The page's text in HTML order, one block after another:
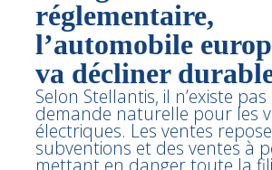
réglementaire,
l’automobile
va décliner
Selon Stellantis, il n’existe pas
demande naturelle pour les
électriques. Les ventes
subventions et des ventes à
mettant en danger toute la